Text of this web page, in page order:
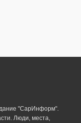
"СарИнформ".
Люди, места,